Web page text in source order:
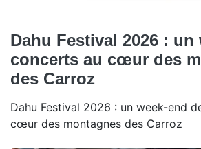
Dahu Festival 2026 : un
concerts au cœur des
des Carroz
Dahu Festival 2026 : un week-end
cœur des montagnes des Carroz